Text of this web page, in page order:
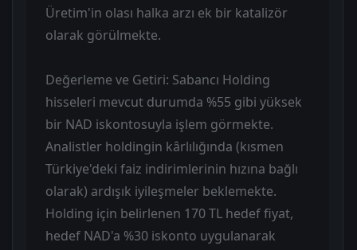
Üretim'in olası halka arzı ek bir katalizör
olarak görülmekte.
Değerleme ve Getiri: Sabancı Holding
hisseleri mevcut durumda %55 gibi yüksek
bir NAD iskontosuyla işlem görmekte.
Analistler holdingin kârlılığında (kısmen
Türkiye'deki faiz indirimlerinin hızına bağlı
olarak) ardışık iyileşmeler beklemekte.
Holding için belirlenen 170 TL hedef fiyat,
hedef NAD'a %30 iskonto uygulanarak